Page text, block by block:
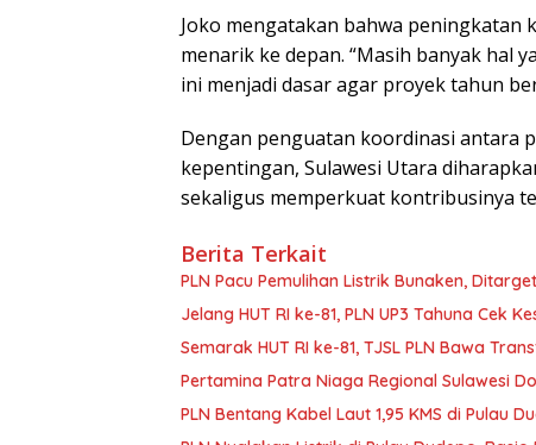
Joko mengatakan bahwa peningkatan
menarik ke depan. “Masih banyak hal
ini menjadi dasar agar proyek tahun
Dengan penguatan koordinasi antara
kepentingan, Sulawesi Utara
sekaligus memperkuat kontribusinya
Berita Terkait
PLN Pacu Pemulihan Listrik Bunaken,
Jelang HUT RI ke-81, PLN UP3 Tahuna Cek
Semarak HUT RI ke-81, TJSL PLN Bawa
Pertamina Patra Niaga Regional Sulawesi
PLN Bentang Kabel Laut 1,95 KMS di Pulau